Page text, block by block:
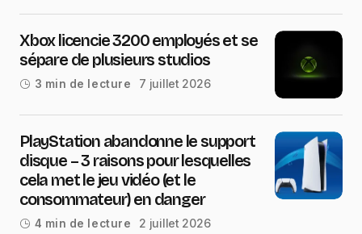
Xbox licencie 3200 employés et se
sépare de plusieurs studios
3 min de lecture 7 juillet 2026
PlayStation abandonne le support
disque – 3 raisons pour lesquelles
cela met le jeu vidéo (et le
consommateur) en danger
4 min de lecture 2 juillet 2026